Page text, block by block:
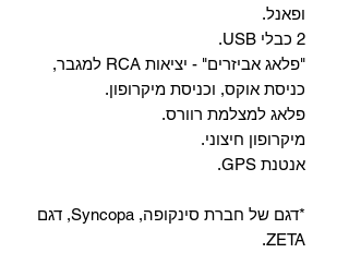
ופאנל.
2 כבלי USB.
"פלאג אביזרים" - יציאות RCA למגבר,
כניסת אוקס, וכניסת מיקרופון.
פלאג למצלמת רוורס.
מיקרופון חיצוני.
אנטנת GPS.
*דגם של חברת סינקופה, Syncopa, דגם
ZETA.